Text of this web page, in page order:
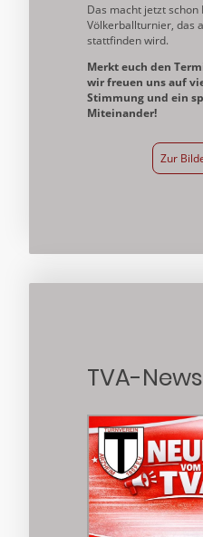
Das macht jetzt schon
Völkerballturnier, das
stattfinden wird.
Merkt euch den
wir freuen uns auf
Stimmung und ein
Miteinander!
Zur
TVA-News